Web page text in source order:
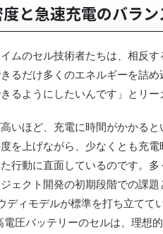
と急速充電のバラン
ムのセル技術者たちは、相反
るだけ多くのエネルギーを詰
るようにしたいんです」とリー
いほど、充電に時間がかかる
を上げながら、少なくとも充
行動に直面しているのです。
ェクト開発の初期段階での課題
ディモデルが標準を打ち立て
圧バッテリーのセルは、理想